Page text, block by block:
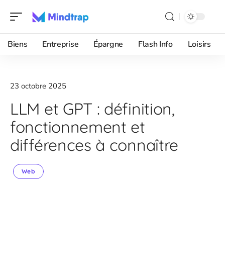
Biens Entreprise Épargne Flash Info Loisirs
23 octobre 2025
LLM et GPT : définition,
fonctionnement et
différences à connaître
Web